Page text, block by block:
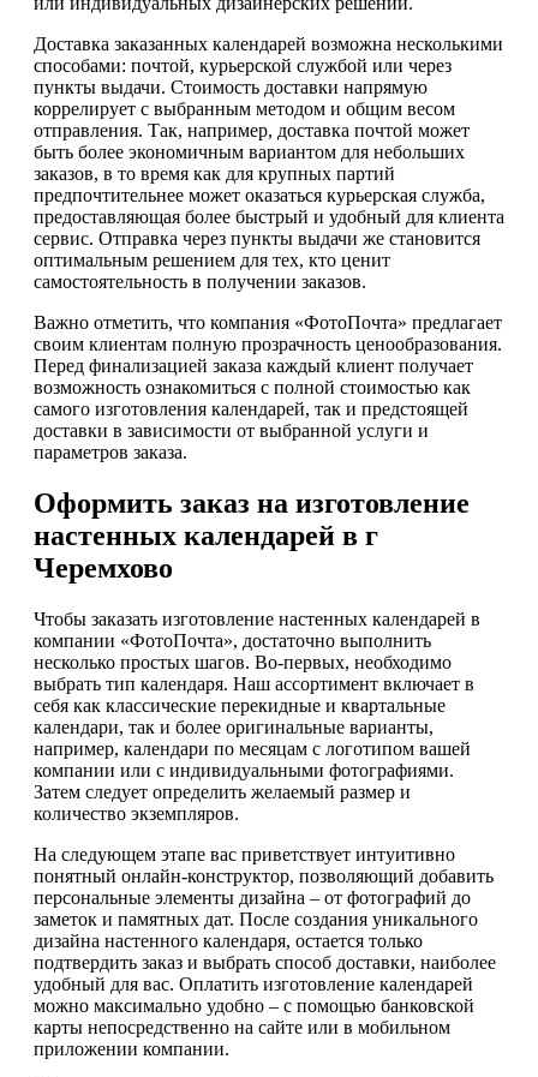
Доставка заказанных календарей возможна несколькими
способами: почтой, курьерской службой или через
пункты выдачи. Стоимость доставки напрямую
коррелирует с выбранным методом и общим весом
отправления. Так, например, доставка почтой может
быть более экономичным вариантом для небольших
заказов, в то время как для крупных партий
предпочтительнее может оказаться курьерская служба,
предоставляющая более быстрый и удобный для клиента
сервис. Отправка через пункты выдачи же становится
оптимальным решением для тех, кто ценит
самостоятельность в получении заказов.
Важно отметить, что компания «ФотоПочта» предлагает
своим клиентам полную прозрачность ценообразования.
Перед финализацией заказа каждый клиент получает
возможность ознакомиться с полной стоимостью как
самого изготовления календарей, так и предстоящей
доставки в зависимости от выбранной услуги и
параметров заказа.
Оформить заказ на изготовление
настенных календарей в г
Черемхово
Чтобы заказать изготовление настенных календарей в
компании «ФотоПочта», достаточно выполнить
несколько простых шагов. Во-первых, необходимо
выбрать тип календаря. Наш ассортимент включает в
себя как классические перекидные и квартальные
календари, так и более оригинальные варианты,
например, календари по месяцам с логотипом вашей
компании или с индивидуальными фотографиями.
Затем следует определить желаемый размер и
количество экземпляров.
На следующем этапе вас приветствует интуитивно
понятный онлайн-конструктор, позволяющий добавить
персональные элементы дизайна – от фотографий до
заметок и памятных дат. После создания уникального
дизайна настенного календаря, остается только
подтвердить заказ и выбрать способ доставки, наиболее
удобный для вас. Оплатить изготовление календарей
можно максимально удобно – с помощью банковской
карты непосредственно на сайте или в мобильном
приложении компании.